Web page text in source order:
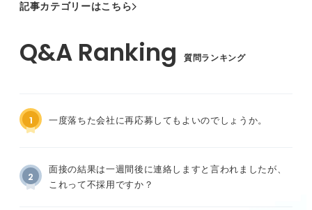
記事カテゴリーはこちら
質問ランキング
1 一度落ちた会社に再応募してもよいのでしょうか。
2
面接の結果は一週間後に連絡しますと言われましたが、
これって不採用ですか？